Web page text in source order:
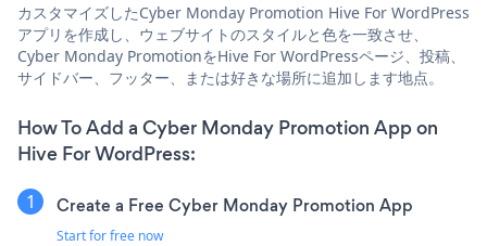
カスタマイズしたCyber Monday Promotion Hive For WordPress
アプリを作成し、ウェブサイトのスタイルと色を一致させ、
Cyber Monday PromotionをHive For WordPressページ、投稿、
サイドバー、フッター、または好きな場所に追加します地点。
How To Add a Cyber Monday Promotion App on
Hive For WordPress:
Create a Free Cyber Monday Promotion App
Start for free now